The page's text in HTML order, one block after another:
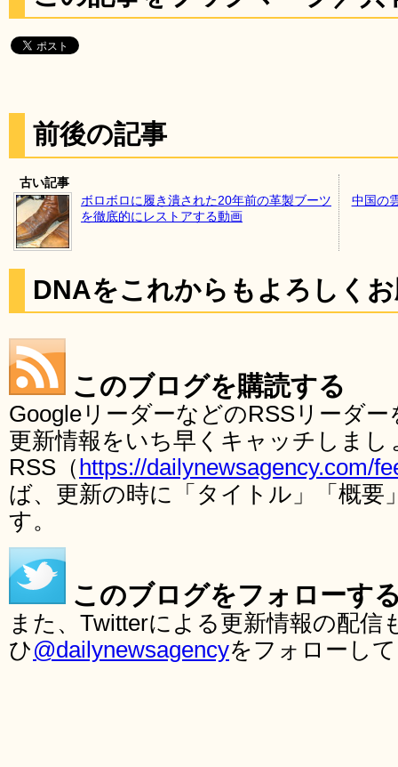
前後の記事
古い記事
ボロボロに履き潰された20年前の革製ブーツ
を徹底的にレストアする動画
中国の
DNAをこれからもよろしく
このブログを購読する
GoogleリーダーなどのRSSリーダ
更新情報をいち早くキャッチしま
RSS（ https://dailynewsagency.com/
ば、更新の時に「タイトル」「概要
す。
このブログをフォローす
また、Twitterによる更新情報の配
ひ@dailynewsagencyをフォローし